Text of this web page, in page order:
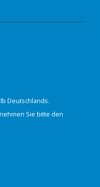
Deutschlands.
Sie bitte den